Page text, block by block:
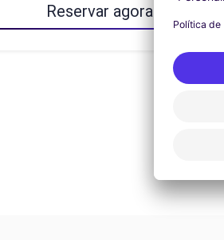
Reservar agora